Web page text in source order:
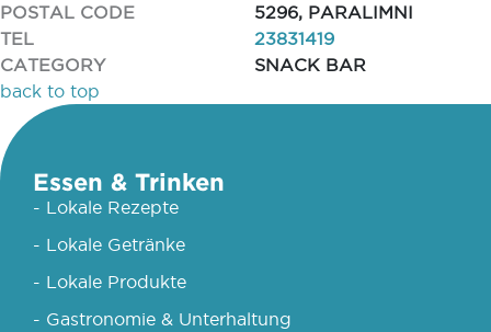
POSTAL CODE
5296, PARALIMNI
TEL
23831419
CATEGORY
SNACK BAR
back to top
Essen & Trinken
- Lokale Rezepte
- Lokale Getränke
- Lokale Produkte
- Gastronomie & Unterhaltung